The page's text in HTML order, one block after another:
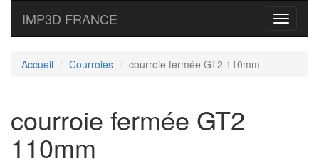
Toggle
IMP3D FRANCE
Accueil Courroies courroie fermée GT2 110mm
courroie fermée GT2
110mm